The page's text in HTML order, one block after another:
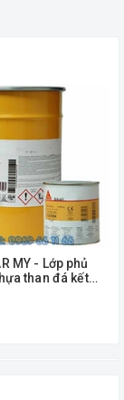
MY - Lớp phủ
than đá kết